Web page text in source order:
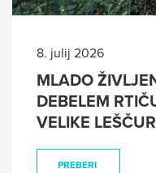
8. julij 2026
MLADO
DEBELEM
VELIKE
PREBERI